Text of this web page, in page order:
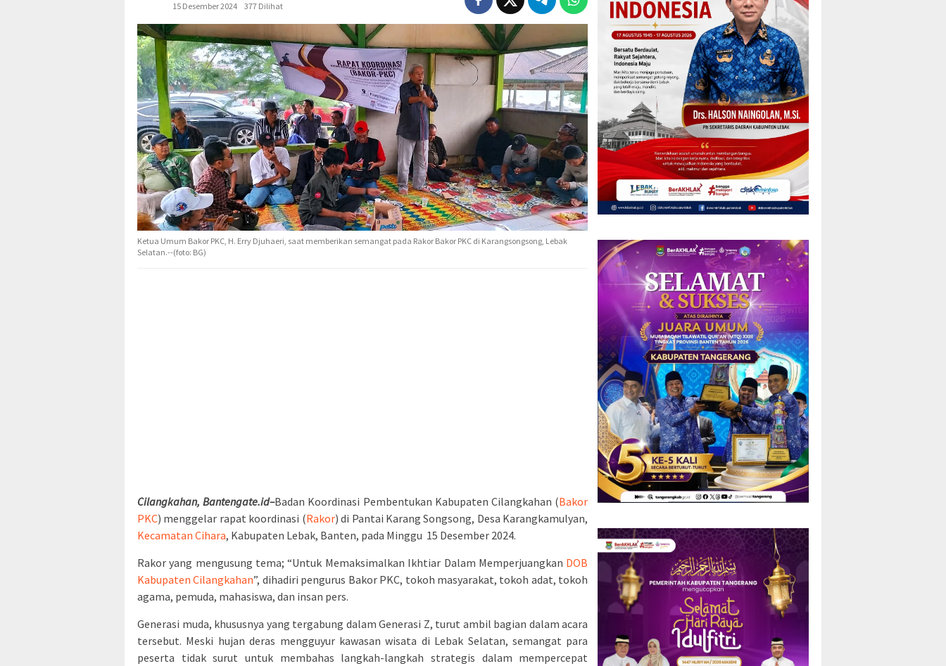
15 Desember 2024
377 Dilihat
Ketua Umum Bakor PKC, H. Erry Djuhaeri, saat memberikan semangat pada Rakor Bakor PKC di Karangsongsong, Lebak
Selatan.--(foto: BG)
Cilangkahan, Bantengate.id–Badan Koordinasi Pembentukan Kabupaten Cilangkahan (Bakor
PKC) menggelar rapat koordinasi (Rakor) di Pantai Karang Songsong, Desa Karangkamulyan,
Kecamatan Cihara, Kabupaten Lebak, Banten, pada Minggu 15 Desember 2024.
Rakor yang mengusung tema; “Untuk Memaksimalkan Ikhtiar Dalam Memperjuangkan DOB
Kabupaten Cilangkahan”, dihadiri pengurus Bakor PKC, tokoh masyarakat, tokoh adat, tokoh
agama, pemuda, mahasiswa, dan insan pers.
Generasi muda, khususnya yang tergabung dalam Generasi Z, turut ambil bagian dalam acara
tersebut. Meski hujan deras mengguyur kawasan wisata di Lebak Selatan, semangat para
peserta tidak surut untuk membahas langkah-langkah strategis dalam mempercepat